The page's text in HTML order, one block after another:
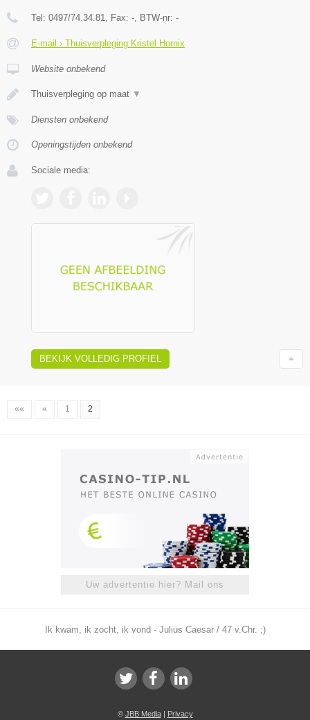
Tel: 0497/74.34.81 , Fax: - , BTW-nr: -
E-mail › Thuisverpleging Kristel Hornix
Website onbekend
Thuisverpleging op maat ▼
Diensten onbekend
Openingstijden onbekend
Sociale media:
BEKIJK VOLLEDIG PROFIEL
«« « 1 2
Uw advertentie hier? Mail ons
Ik kwam, ik zocht, ik vond - Julius Caesar / 47 v.Chr. ;)
© JBB Media| Privacy